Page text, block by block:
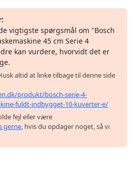
vigtigste spørgsmål om "Bosch
45 cm Serie 4
kan vurdere, hvorvidt det er
altid at linke tilbage til denne side
produkt/bosch-serie-4-
fuldt-indbygget-10-kuverter-e/
fejl eller være
gerne, hvis du opdager noget, så vi